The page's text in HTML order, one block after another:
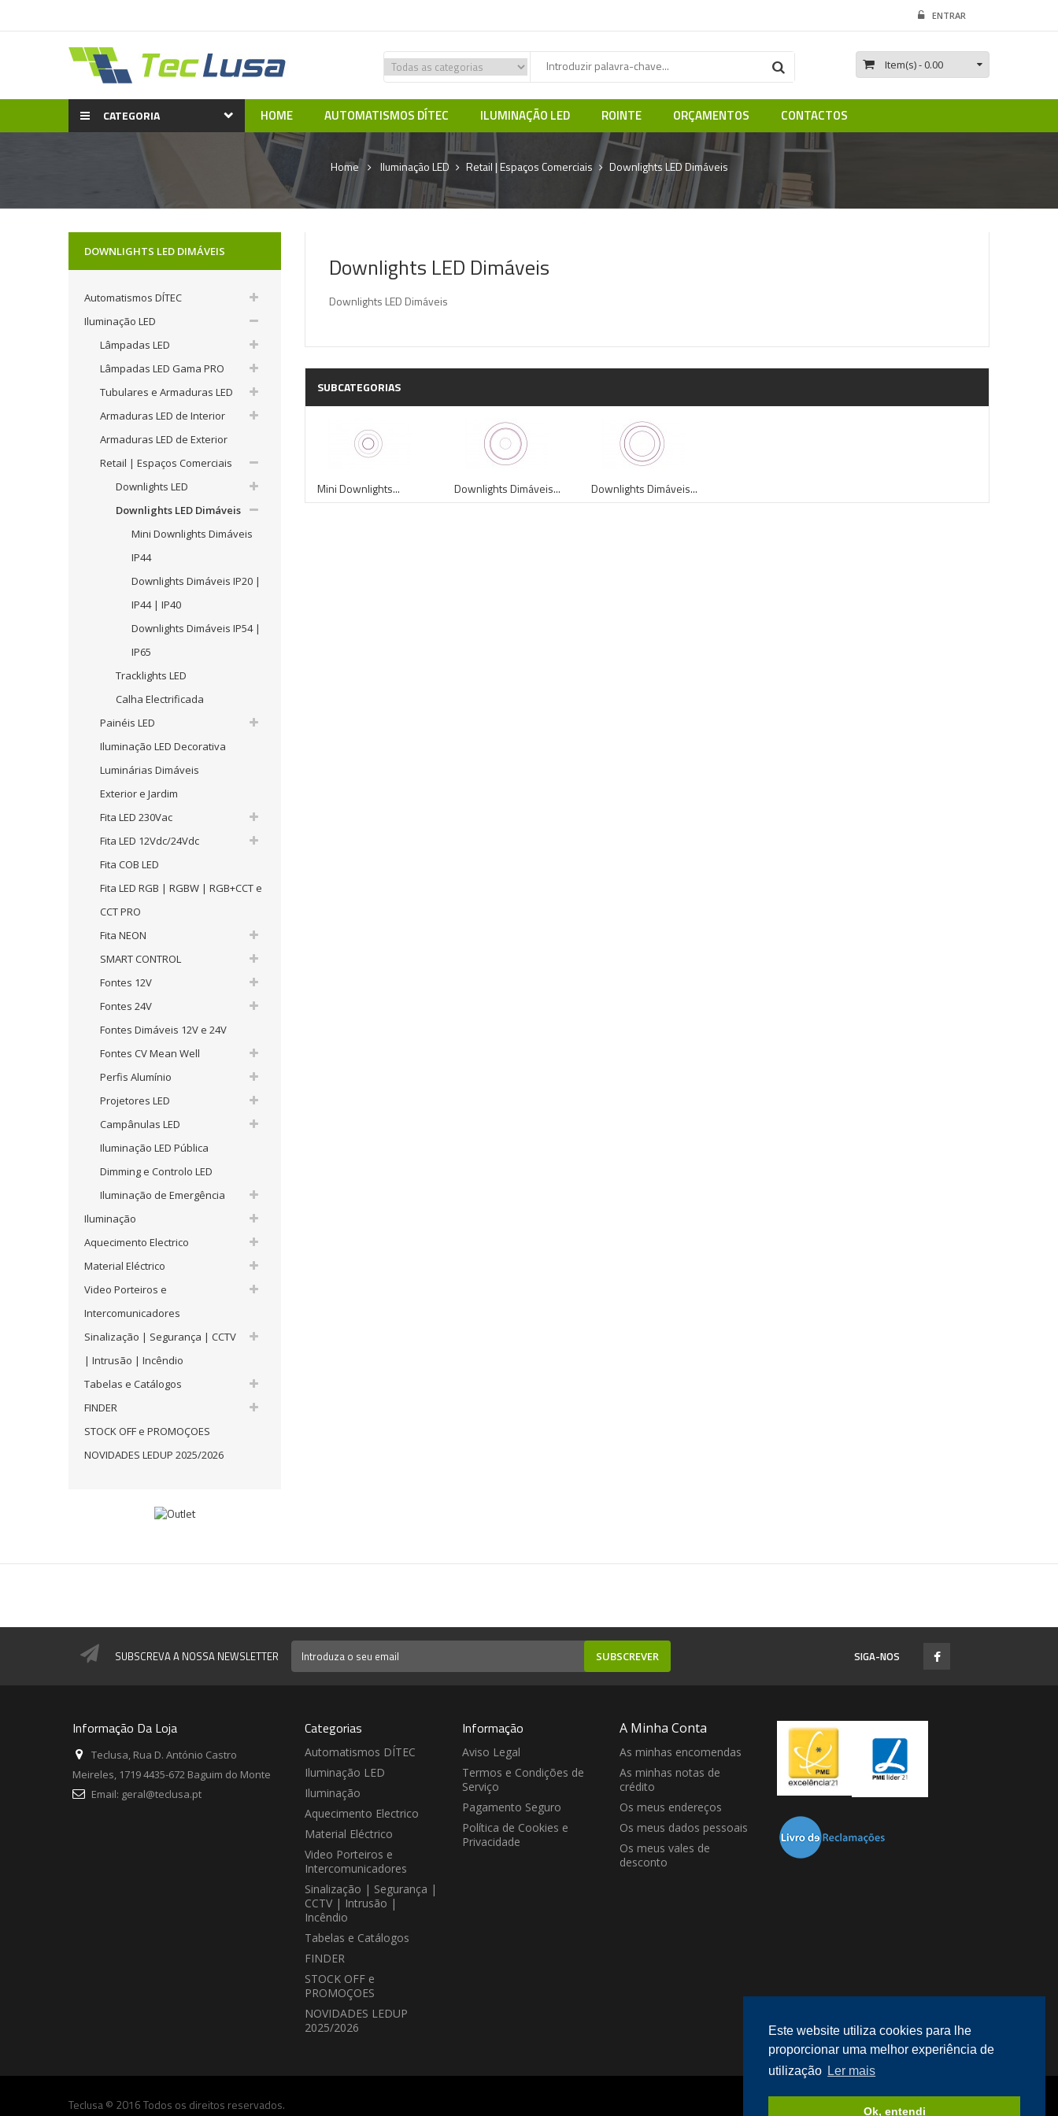
Este website utiliza cookies para lhe
proporcionar uma melhor experiência de
utilização Ler mais
Ok, entendi
ENTRAR
Item(s)- 0.00
CATEGORIA HOME AUTOMATISMOS DÍTEC ILUMINAÇÃO LED ROINTE ORÇAMENTOS CONTACTOS
Home Iluminação LED Retail | Espaços Comerciais Downlights LED Dimáveis
DOWNLIGHTS LED DIMÁVEIS
Automatismos DÍTEC
Iluminação LED
Lâmpadas LED
Lâmpadas LED Gama PRO
Tubulares e Armaduras LED
Armaduras LED de Interior
Armaduras LED de Exterior
Retail | Espaços Comerciais
Downlights LED
Downlights LED Dimáveis
Mini Downlights Dimáveis
IP44
Downlights Dimáveis IP20 |
IP44 | IP40
Downlights Dimáveis IP54 |
IP65
Tracklights LED
Calha Electrificada
Painéis LED
Iluminação LED Decorativa
Luminárias Dimáveis
Exterior e Jardim
Fita LED 230Vac
Fita LED 12Vdc/24Vdc
Fita COB LED
Fita LED RGB | RGBW | RGB+CCT e
CCT PRO
Fita NEON
SMART CONTROL
Fontes 12V
Fontes 24V
Fontes Dimáveis 12V e 24V
Fontes CV Mean Well
Perfis Alumínio
Projetores LED
Campânulas LED
Iluminação LED Pública
Dimming e Controlo LED
Iluminação de Emergência
Iluminação
Aquecimento Electrico
Material Eléctrico
Video Porteiros e
Intercomunicadores
Sinalização | Segurança | CCTV
| Intrusão | Incêndio
Tabelas e Catálogos
FINDER
STOCK OFF e PROMOÇOES
NOVIDADES LEDUP 2025/2026
Downlights LED Dimáveis
Downlights LED Dimáveis
SUBCATEGORIAS
Mini Downlights... Downlights Dimáveis... Downlights Dimáveis...
SUBSCREVA A NOSSA NEWSLETTER SUBSCREVER SIGA-NOS
Informação Da Loja
Teclusa, Rua D. António Castro
Meireles, 1719 4435-672 Baguim do Monte
Email: geral@teclusa.pt
Categorias
Automatismos DÍTEC
Iluminação LED
Iluminação
Aquecimento Electrico
Material Eléctrico
Video Porteiros e
Intercomunicadores
Sinalização | Segurança |
CCTV | Intrusão |
Incêndio
Tabelas e Catálogos
FINDER
STOCK OFF e
PROMOÇOES
NOVIDADES LEDUP
2025/2026
Informação
Aviso Legal
Termos e Condições de
Serviço
Pagamento Seguro
Política de Cookies e
Privacidade
A Minha Conta
As minhas encomendas
As minhas notas de
crédito
Os meus endereços
Os meus dados pessoais
Os meus vales de
desconto
Teclusa © 2016 Todos os direitos reservados. Desenvolvido por